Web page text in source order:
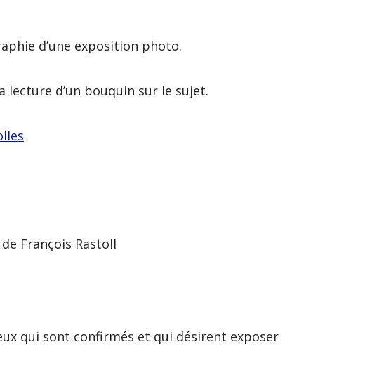
d’une exposition photo.
lecture d’un bouquin sur le sujet.
qui sont confirmés et qui désirent exposer